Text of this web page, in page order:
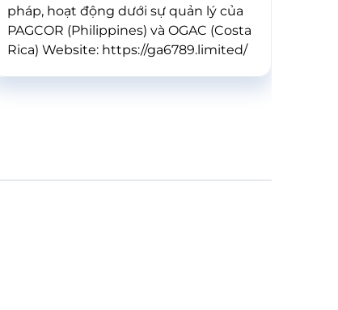
pháp, hoạt động dưới sự quản lý của
PAGCOR (Philippines) và OGAC (Costa
Rica) Website: https://ga6789.limited/